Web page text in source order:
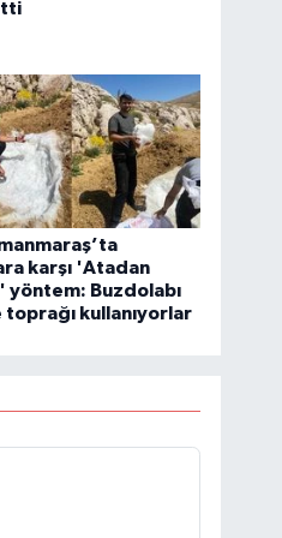
karşı 'Atadan
yöntem: Buzdolabı
toprağı kullanıyorlar